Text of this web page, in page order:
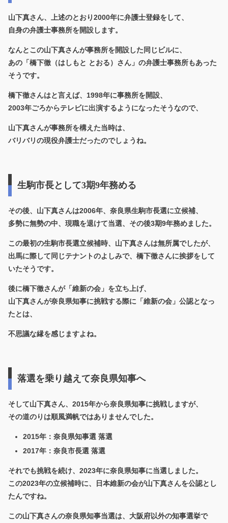
山下真さん、上述のとおり2000年に弁護士登録をして、
自身の弁護士事務所を開設します。
なんとこの山下真さんが事務所を開設した同じビルに、
あの「橋下徹（はしもと とおる）さん」の弁護士事務所もあった
そうです。
橋下徹さんはと言えば、1998年に事務所を開設、
2003年ごろからテレビに出演するようになったそうなので、
山下真さんが事務所を構えた当時は、
バリバリの現役弁護士だったのでしょうね。
生駒市長として3期9年務める
その後、山下真さんは2006年、奈良県生駒市長選に立候補、
多勢に無勢の中、現職を退けて当選、その後3期9年務めました。
この最初の生駒市長選立候補時、山下真さんは無所属でしたが、
出馬に際して同じテナントのよしみで、橋下徹さんに挨拶をして
いたそうです。
後に橋下徹さんが「維新の会」を立ち上げ、
山下真さんが奈良県知事に挑戦する際に「維新の会」公認となっ
たとは、
不思議な縁を感じますよね。
落選を乗り越えて奈良県知事へ
そして山下真さん、2015年から奈良県知事に挑戦しますが、
その道のりは順風満帆ではありませんでした。
2015年：奈良県知事選 落選
2017年：奈良市長選 落選
それでも挑戦を続け、2023年に奈良県知事に当選しました。
この2023年の立候補時に、日本維新の会が山下真さんを公認とし
たんですね。
この山下真さんの奈良県知事当選は、大阪府以外の知事選挙で